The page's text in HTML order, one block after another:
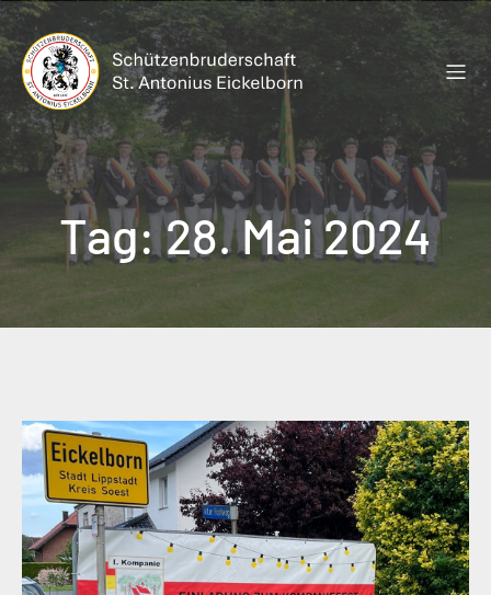
Zum
Inhalt
springen
Tag:28. Mai 2024